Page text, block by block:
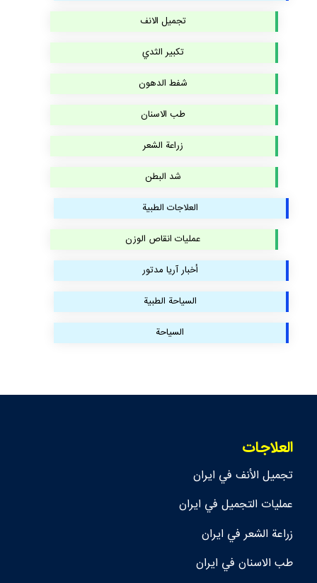
تجميل الانف
تكبير الثدي
شفط الدهون
طب الاسنان
زراعة الشعر
شد البطن
العلاجات الطبية
عمليات انقاص الوزن
أخبار آريا مدتور
السياحة الطبية
السياحة
العلاجات
تجمیل الأنف في ايران
عمليات التجميل في ايران
زراعة الشعر في ايران
طب الاسنان في ايران